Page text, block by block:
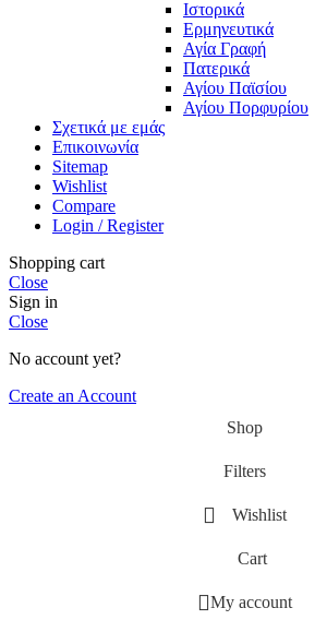
Ιστορικά
Ερμηνευτικά
Αγία Γραφή
Πατερικά
Αγίου Παϊσίου
Αγίου Πορφυρίου
Σχετικά με εμάς
Επικοινωνία
Sitemap
Wishlist
Compare
Login / Register
Shopping cart
Close
Sign in
Close
No account yet?
Create an Account
Shop
Filters
Wishlist
Cart
My account